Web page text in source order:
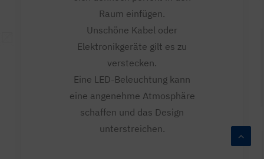
Raum einfügen.
Unschöne Kabel oder
Elektronikgeräte gilt es zu
verstecken.
Eine LED-Beleuchtung kann
eine angenehme Atmosphäre
schaffen und das Design
unterstreichen.